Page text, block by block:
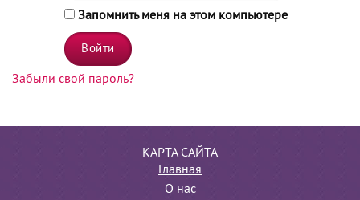
Запомнить меня на этом компьютере
Забыли свой пароль?
КАРТА САЙТА
Главная
О нас